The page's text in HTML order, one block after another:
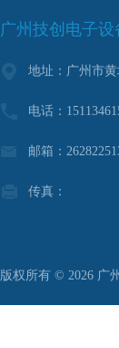
广州技创电子设
地址：广州市
电话：
邮箱：
传真：
版权所有 © 2026 广